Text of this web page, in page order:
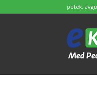
petek,
e-